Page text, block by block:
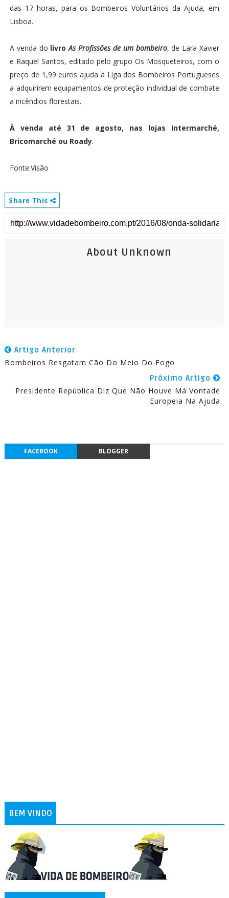
das 17 horas, para os Bombeiros Voluntários da Ajuda, em
Lisboa.
A venda do livro As Profissões de um bombeiro, de Lara Xavier
e Raquel Santos, editado pelo grupo Os Mosqueteiros, com o
preço de 1,99 euros ajuda a Liga dos Bombeiros Portugueses
a adquirirem equipamentos de proteção individual de combate
a incêndios florestais.
À venda até 31 de agosto, nas lojas Intermarché,
Bricomarché ou Roady.
Fonte:Visão
Share This
About Unknown
Artigo Anterior
Bombeiros Resgatam Cão Do Meio Do Fogo
Próximo Artigo
Presidente República Diz Que Não Houve Má Vontade
Europeia Na Ajuda
FACEBOOK BLOGGER
BEM VINDO